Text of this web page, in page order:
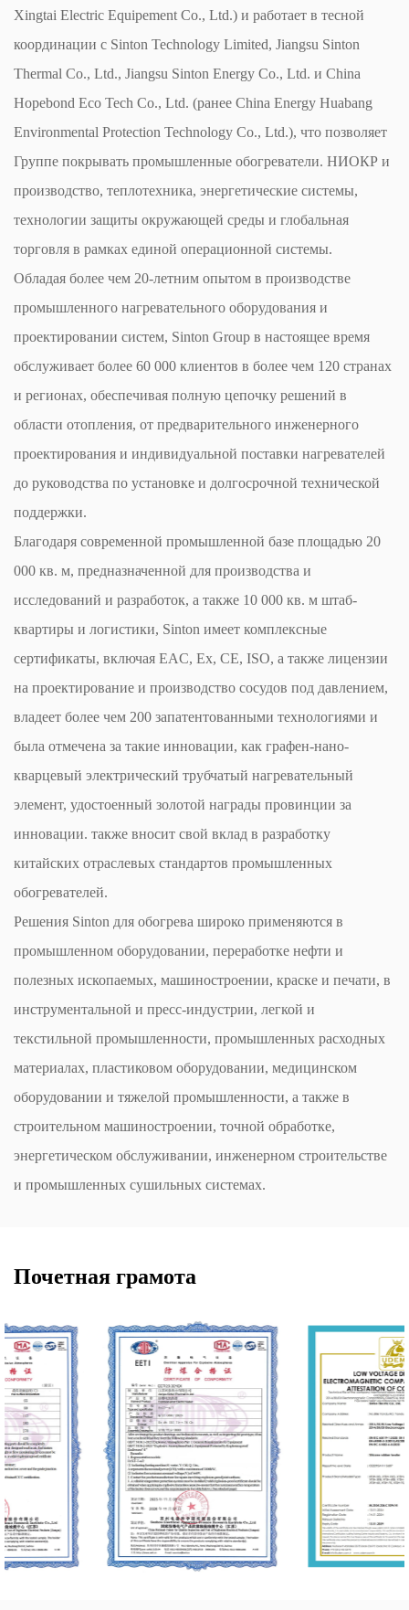
Xingtai Electric Equipement Co., Ltd.) и работает в тесной
координации с Sinton Technology Limited, Jiangsu Sinton
Thermal Co., Ltd., Jiangsu Sinton Energy Co., Ltd. и China
Hopebond Eco Tech Co., Ltd. (ранее China Energy Huabang
Environmental Protection Technology Co., Ltd.), что позволяет
Группе покрывать промышленные обогреватели. НИОКР и
производство, теплотехника, энергетические системы,
технологии защиты окружающей среды и глобальная
торговля в рамках единой операционной системы.
Обладая более чем 20-летним опытом в производстве
промышленного нагревательного оборудования и
проектировании систем, Sinton Group в настоящее время
обслуживает более 60 000 клиентов в более чем 120 странах
и регионах, обеспечивая полную цепочку решений в
области отопления, от предварительного инженерного
проектирования и индивидуальной поставки нагревателей
до руководства по установке и долгосрочной технической
поддержки.
Благодаря современной промышленной базе площадью 20
000 кв. м, предназначенной для производства и
исследований и разработок, а также 10 000 кв. м штаб-
квартиры и логистики, Sinton имеет комплексные
сертификаты, включая EAC, Ex, CE, ISO, а также лицензии
на проектирование и производство сосудов под давлением,
владеет более чем 200 запатентованными технологиями и
была отмечена за такие инновации, как графен-нано-
кварцевый электрический трубчатый нагревательный
элемент, удостоенный золотой награды провинции за
инновации. также вносит свой вклад в разработку
китайских отраслевых стандартов промышленных
обогревателей.
Решения Sinton для обогрева широко применяются в
промышленном оборудовании, переработке нефти и
полезных ископаемых, машиностроении, краске и печати, в
инструментальной и пресс-индустрии, легкой и
текстильной промышленности, промышленных расходных
материалах, пластиковом оборудовании, медицинском
оборудовании и тяжелой промышленности, а также в
строительном машиностроении, точной обработке,
энергетическом обслуживании, инженерном строительстве
и промышленных сушильных системах.
Почетная грамота